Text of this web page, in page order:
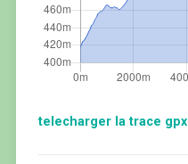
telecharger la trace gpx